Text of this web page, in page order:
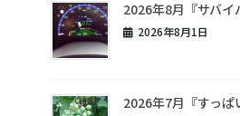
2026年8月『サバイ
2026年8月1日
2026年7月『すっぱ